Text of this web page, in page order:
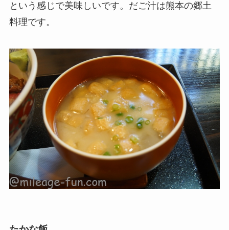
という感じで美味しいです。だご汁は熊本の郷土
料理です。